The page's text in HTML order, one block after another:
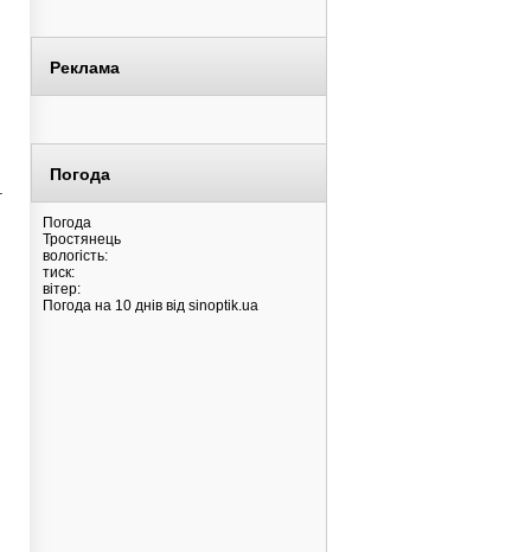
Реклама
Погода
Погода
Тростянець
вологість:
тиск:
вітер:
Погода на 10 днів від sinoptik.ua